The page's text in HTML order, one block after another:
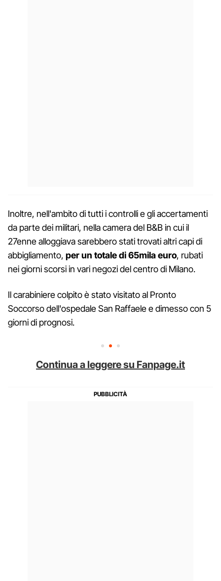
Inoltre, nell'ambito di tutti i controlli e gli accertamenti
da parte dei militari, nella camera del B&B in cui il
27enne alloggiava sarebbero stati trovati altri capi di
abbigliamento, per un totale di 65mila euro, rubati
nei giorni scorsi in vari negozi del centro di Milano.
Il carabiniere colpito è stato visitato al Pronto
Soccorso dell'ospedale San Raffaele e dimesso con 5
giorni di prognosi.
Continua a leggere su Fanpage.it